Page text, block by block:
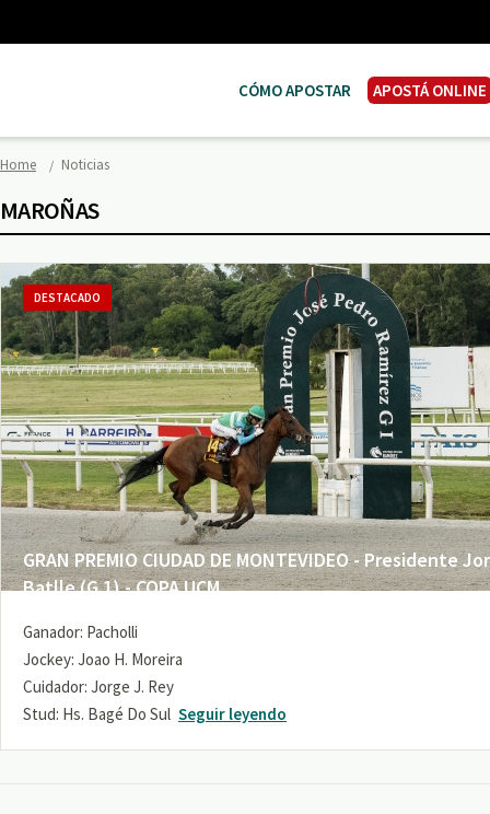
CÓMO APOSTAR APOSTÁ ONLINE
Home Noticias
MAROÑAS
GRAN PREMIO CIUDAD DE MONTEVIDEO - Presidente
Batlle (G 1) - COPA UCM
DESTACADO
Ganador: Pacholli
Jockey: Joao H. Moreira
Cuidador: Jorge J. Rey
Stud: Hs. Bagé Do Sul Seguir leyendo